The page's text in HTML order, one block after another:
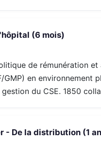
(6 mois)
de rémunération
GMP) en environnement
du CSE. 1850
- De la distribution (1